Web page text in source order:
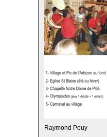
Raymond Pouy